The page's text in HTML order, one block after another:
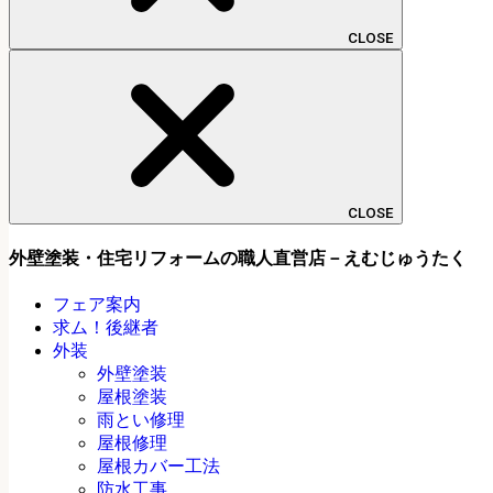
CLOSE
CLOSE
外壁塗装・住宅リフォームの職人直営店－えむじゅうたく
フェア案内
求ム！後継者
外装
外壁塗装
屋根塗装
雨とい修理
屋根修理
屋根カバー工法